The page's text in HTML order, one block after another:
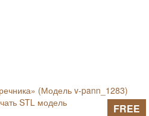
FREE